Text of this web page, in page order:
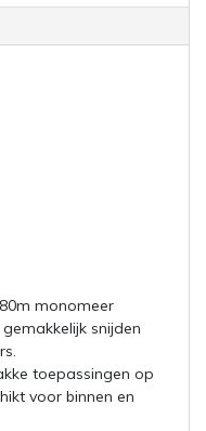
monomeer
snijden
toepassingen op
voor binnen en